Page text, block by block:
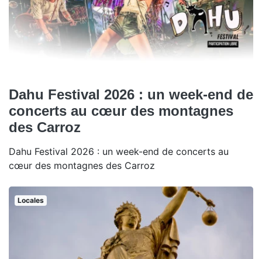
Dahu Festival 2026 : un week-end de
concerts au cœur des montagnes
des Carroz
Dahu Festival 2026 : un week-end de concerts au
cœur des montagnes des Carroz
Locales